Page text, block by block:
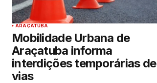
ARAÇATUBA
Mobilidade Urbana de
Araçatuba informa
interdições temporárias de
vias